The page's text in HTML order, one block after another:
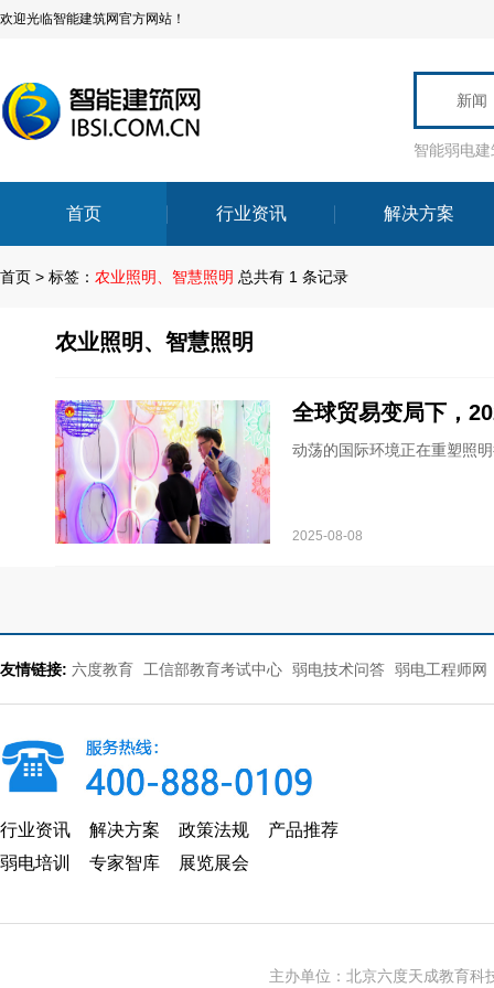
欢迎光临智能建筑网官方网站！
新闻
智能弱电建
首页 行业资讯 解决方案
首页 > 标签： 农业照明、智慧照明 总共有 1 条记录
农业照明、智慧照明
全球贸易变局下，
动荡的国际环境正在重塑照
2025-08-08
友情链接: 六度教育 工信部教育考试中心 弱电技术问答 弱电工程师网
行业资讯 解决方案 政策法规
产品推荐
弱电培训
专家智库 展览展会
主办单位：北京六度天成教育